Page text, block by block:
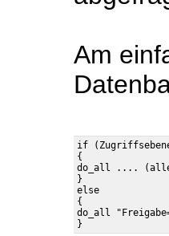
Am
if
{
do_all .... (alle
}
else
{
do_all